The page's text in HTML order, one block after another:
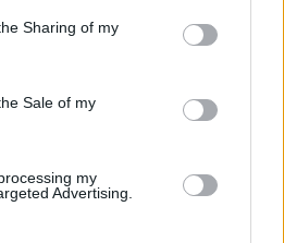
app uses one or more Google
store information including but
behaviour. You may click to
and its third-party tags to
Sharing of my
Sale of my
my
Advertising.